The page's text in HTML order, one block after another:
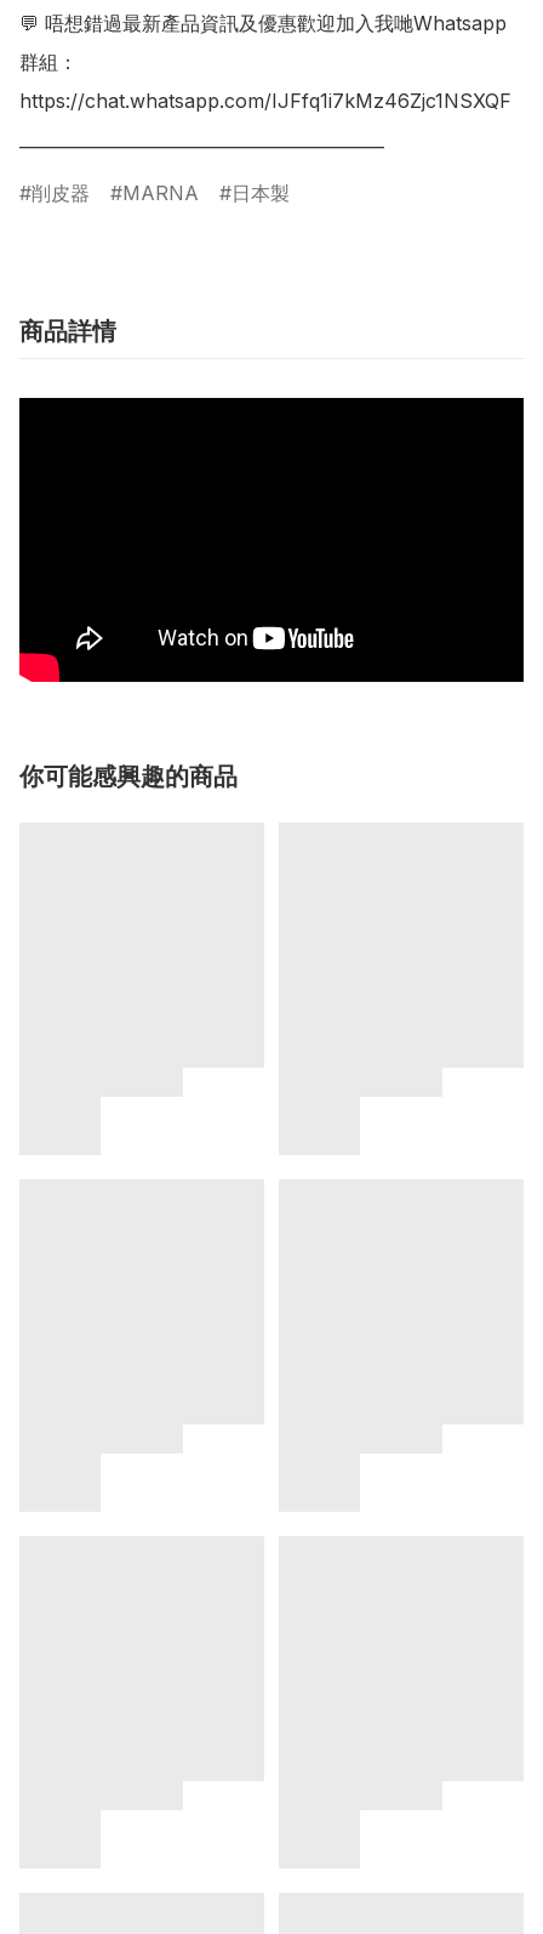
💬 唔想錯過最新產品資訊及優惠歡迎加入我哋Whatsapp
群組：
https://chat.whatsapp.com/IJFfq1i7kMz46Zjc1NSXQF
削皮器 MARNA 日本製
商品詳情
你可能感興趣的商品